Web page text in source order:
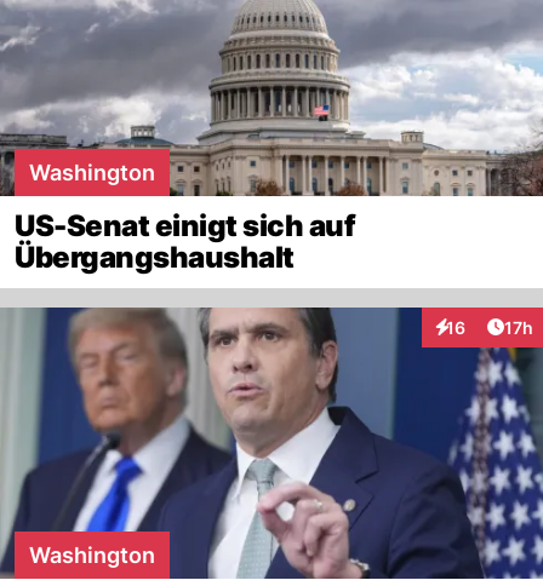
Washington
US-Senat einigt sich auf
Übergangshaushalt
16
Interaktionen
17h
Washington